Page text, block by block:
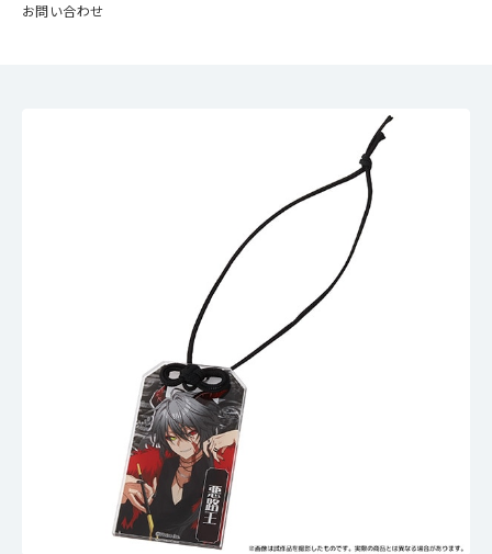
お問い合わせ